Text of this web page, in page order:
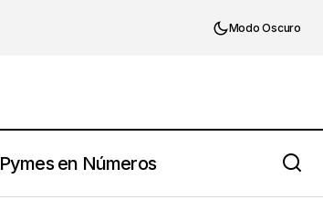
Modo Oscuro
en Números